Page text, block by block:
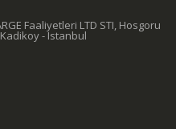
Faaliyetleri LTD STI, Hosgoru
- Istanbul